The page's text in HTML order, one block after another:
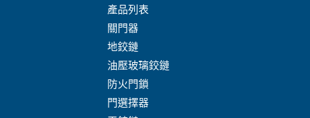
產品列表
關門器
地鉸鏈
油壓玻璃鉸鏈
防火門鎖
門選擇器